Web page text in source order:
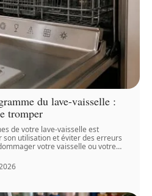
du lave-vaisselle :
tromper
de votre lave-vaisselle est
utilisation et éviter des erreurs
votre vaisselle ou votre…